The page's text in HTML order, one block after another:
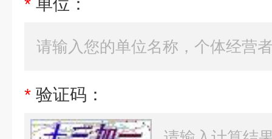
* 单位：
* 验证码：